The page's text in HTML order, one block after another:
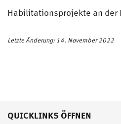
Habilitationsprojekte an der
Letzte Änderung: 14. November 2022
QUICKLINKS ÖFFNEN